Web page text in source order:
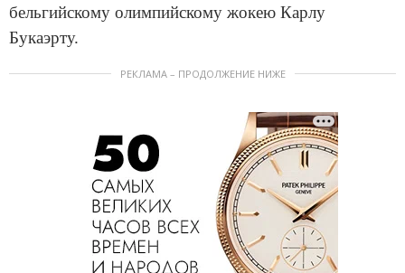
бельгийскому олимпийскому жокею Карлу
Букаэрту.
РЕКЛАМА – ПРОДОЛЖЕНИЕ НИЖЕ